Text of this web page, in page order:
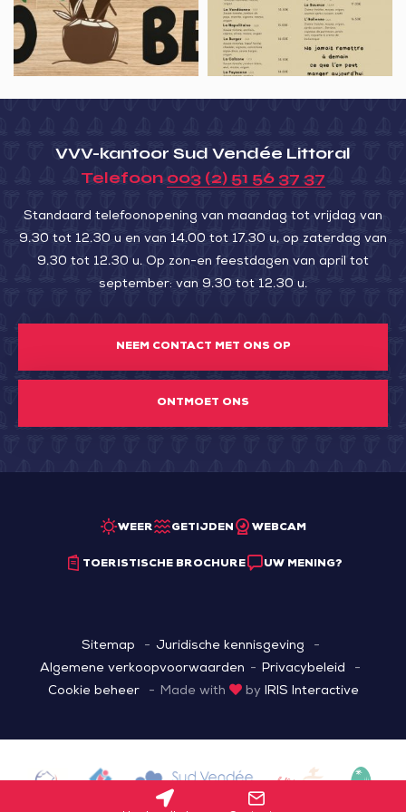
L’Entre
Potes
VVV-kantoor Sud Vendée Littoral
Telefoon 003 (2) 51 56 37 37
Standaard telefoonopening van maandag tot vrijdag van
9.30 tot 12.30 u en van 14.00 tot 17.30 u, op zaterdag van
9.30 tot 12.30 u. Op zon-en feestdagen van april tot
september: van 9.30 tot 12.30 u.
NEEM CONTACT MET ONS OP
ONTMOET ONS
WEER GETIJDEN WEBCAM
TOERISTISCHE BROCHURE UW MENING?
Sitemap
Juridische kennisgeving
Algemene verkoopvoorwaarden
Privacybeleid
Cookie beheer
Made with by IRIS Interactive